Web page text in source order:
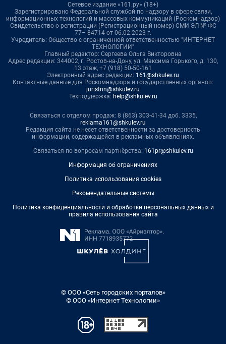
Сетевое издание «161.ру» (18+)
Зарегистрировано Федеральной службой по надзору в сфере связи,
информационных технологий и массовых коммуникаций (Роскомнадзор)
Свидетельство о регистрации (Регистрационный номер) СМИ ЭЛ № ФС
77– 84714 от 06.02.2023 г.
Учредитель: Общество с ограниченной ответственностью "ИНТЕРНЕТ
ТЕХНОЛОГИИ"
Главный редактор: Сергеева Ольга Викторовна
Адрес редакции: 344002, г. Ростов-на-Дону, ул. Максима Горького, д. 130,
13 этаж, +7 (918) 50-50-161
Электронный адрес редакции: 161@shkulev.ru
Контактные данные для Роскомнадзора и государственных органов:
juristnn@shkulev.ru
Техподдержка: help@shkulev.ru
Связаться с отделом продаж: 8 (863) 303-41-34 доб. 3335,
reklama161@shkulev.ru
Редакция сайта не несет ответственности за достоверность
информации, содержащейся в рекламных объявлениях.
Связаться по вопросам партнёрства: 161pr@shkulev.ru
Информация об ограничениях
Политика использования cookies
Рекомендательные системы
Политика конфиденциальности и обработки персональных данных и
правила использования сайта
© ООО «Сеть городских порталов»
© ООО «Интернет Технологии»